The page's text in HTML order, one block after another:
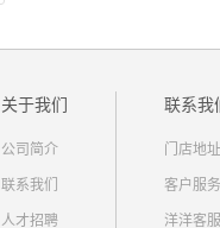
关于我们
公司简介
联系我们
人才招聘
联系我
门店地址
客户服务
洋洋客服